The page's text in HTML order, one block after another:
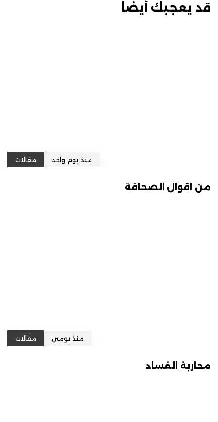
قد يعجبك أيضًا
منذ يوم واحد مقالات
من اقوال الصحافة
منذ يومين مقالات
محاربة الفساد